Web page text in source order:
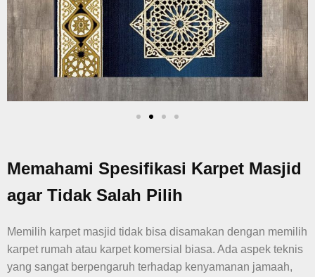
Memahami Spesifikasi Karpet Masjid
agar Tidak Salah Pilih
Memilih karpet masjid tidak bisa disamakan dengan memilih
karpet rumah atau karpet komersial biasa. Ada aspek teknis
yang sangat berpengaruh terhadap kenyamanan jamaah,